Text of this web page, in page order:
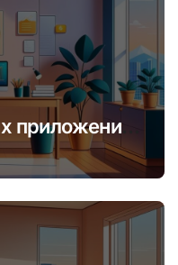
приложений
дохода в